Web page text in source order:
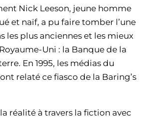
Nick Leeson, jeune homme
et naïf, a pu faire tomber l’une
les plus anciennes et les mieux
Uni : la Banque de la
En 1995, les médias du
relaté ce fiasco de la Baring’s
réalité à travers la fiction avec